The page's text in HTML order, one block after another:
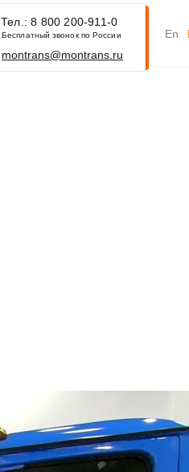
montrans@montrans.ru
En
Тел.: 8 800 200-911-0
Бесплатный звонок по России